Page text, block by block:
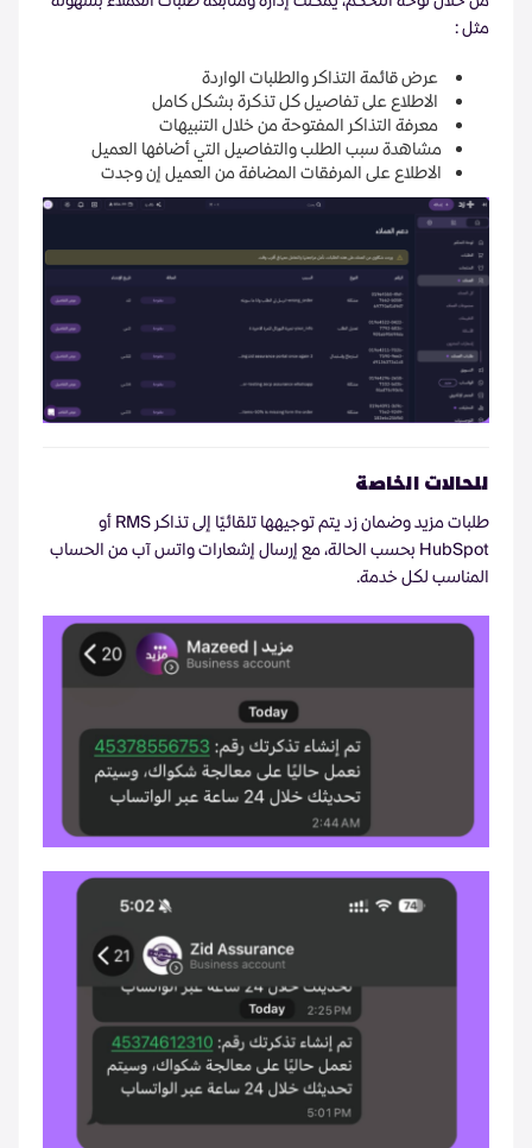
مثل :
عرض قائمة التذاكر والطلبات الواردة
الاطلاع على تفاصيل كل تذكرة بشكل كامل
معرفة التذاكر المفتوحة من خلال التنبيهات
مشاهدة سبب الطلب والتفاصيل التي أضافها العميل
الاطلاع على المرفقات المضافة من العميل إن وجدت
للحالات الخاصة
طلبات مزيد وضمان زد يتم توجيهها تلقائيًا إلى تذاكر RMS أو
HubSpot بحسب الحالة، مع إرسال إشعارات واتس آب من الحساب
المناسب لكل خدمة.